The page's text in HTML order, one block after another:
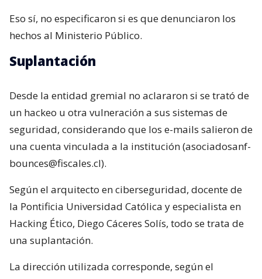
Eso sí, no especificaron si es que denunciaron los
hechos al Ministerio Público.
Suplantación
Desde la entidad gremial no aclararon si se trató de
un hackeo u otra vulneración a sus sistemas de
seguridad, considerando que los e-mails salieron de
una cuenta vinculada a la institución (asociadosanf-
bounces@fiscales.cl).
Según el arquitecto en ciberseguridad, docente de
la Pontificia Universidad Católica y especialista en
Hacking Ético, Diego Cáceres Solís, todo se trata de
una suplantación.
La dirección utilizada corresponde, según el